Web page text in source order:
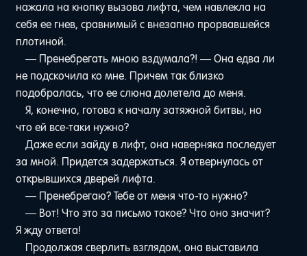
нажала на кнопку вызова лифта, чем навлекла на
себя ее гнев, сравнимый с внезапно прорвавшейся
плотиной.
— Пренебрегать мною вздумала?! — Она едва ли
не подскочила ко мне. Причем так близко
подобралась, что ее слюна долетела до меня.
Я, конечно, готова к началу затяжной битвы, но
что ей все-таки нужно?
Даже если зайду в лифт, она наверняка последует
за мной. Придется задержаться. Я отвернулась от
открывшихся дверей лифта.
— Пренебрегаю? Тебе от меня что-то нужно?
— Вот! Что это за письмо такое? Что оно значит?
Я жду ответа!
Продолжая сверлить взглядом, она выставила